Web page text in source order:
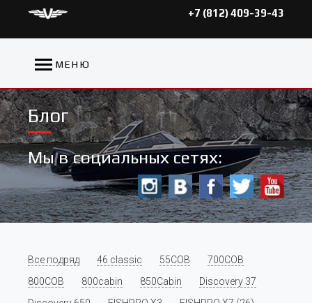
+7 (812) 409-39-43
МЕНЮ
Блог
Мы в социальных сетях:
Все подряд 46 classic 55COB
700COB
800COB
800cabin 850Cabin
Discovery 37